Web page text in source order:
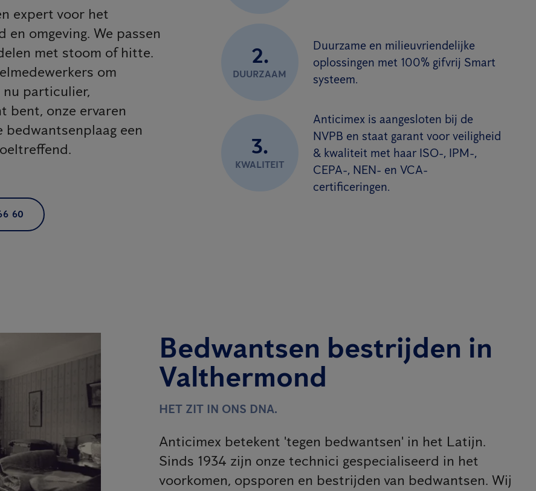
expert voor het
omgeving. We passen
met stoom of hitte.
om
nu particulier,
bent, onze ervaren
een
60
2.
DUURZAAM
Duurzame en milieuvriendelijke
oplossingen met 100% gifvrij Smart
systeem.
3.
KWALITEIT
Anticimex is aangesloten bij de
NVPB en staat garant voor veiligheid
& kwaliteit met haar ISO-, IPM-,
CEPA-, NEN- en VCA-
certificeringen.
Bedwantsen bestrijden in
Valthermond
HET ZIT IN ONS DNA.
Anticimex betekent 'tegen bedwantsen' in het Latijn.
Sinds 1934 zijn onze technici gespecialiseerd in het
voorkomen, opsporen en bestrijden van bedwantsen. Wij